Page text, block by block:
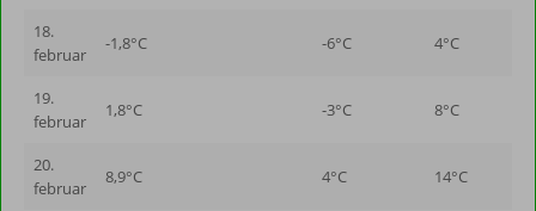
18.
februar
-1,8°C -6°C 4°C
19.
februar
1,8°C -3°C 8°C
20.
februar
8,9°C 4°C 14°C